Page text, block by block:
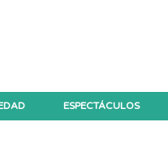
ESPECTÁCULOS